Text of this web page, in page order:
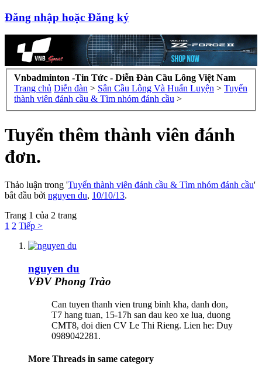
Đăng nhập hoặc Đăng ký
Vnbadminton -Tin Tức - Diễn Đàn Cầu Lông Việt Nam
Trang chủ Diễn đàn > Sân Cầu Lông Và Huấn Luyện > Tuyển
thành viên đánh cầu & Tìm nhóm đánh cầu >
Tuyển thêm thành viên đánh
đơn.
Thảo luận trong 'Tuyển thành viên đánh cầu & Tìm nhóm đánh cầu'
bắt đầu bởi nguyen du, 10/10/13.
Trang 1 của 2 trang
1 2 Tiếp >
nguyen du
VĐV Phong Trào
Can tuyen thanh vien trung binh kha, danh don,
T7 hang tuan, 15-17h san dau keo xe lua, duong
CMT8, doi dien CV Le Thi Rieng. Lien he: Duy
0989042281.
More Threads in same category